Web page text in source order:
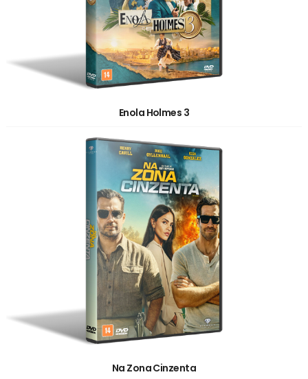
Enola Holmes 3
Na Zona Cinzenta